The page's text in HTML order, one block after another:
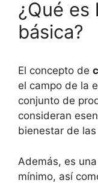
¿Qué es
básica?
El concepto de
el campo de la
conjunto de
consideran
bienestar de
Además, es
mínimo, así